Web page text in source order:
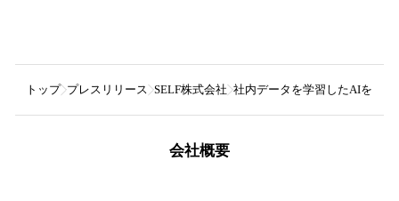
トップ プレスリリース SELF株式会社 社内データを学習したAIを、
会社概要